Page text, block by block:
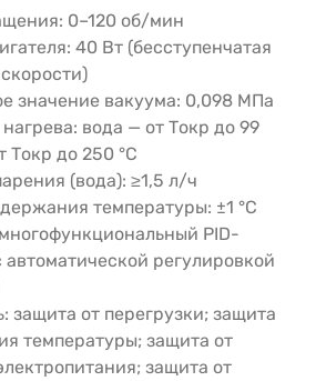
0–120 об/мин
40 Вт (бесступенчатая
значение вакуума: 0,098 МПа
вода — от Tокр до 99
Tокр до 250 °C
(вода): ≥1,5 л/ч
температуры: ±1 °C
PID-
автоматической регулировкой
защита от перегрузки; защита
температуры; защита от
защита от